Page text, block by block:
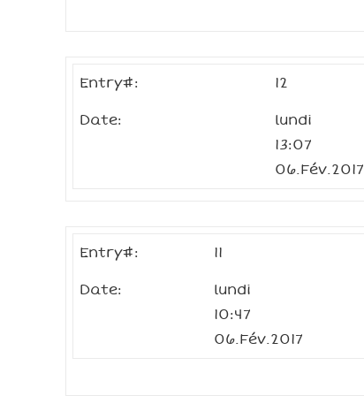
Entry#: 12
Date:
lundi
13:07
06.Fév.2017
Entry#: 11
Date:
lundi
10:47
06.Fév.2017